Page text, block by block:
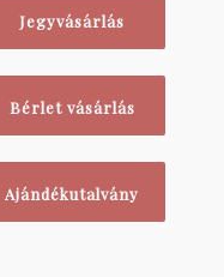
Jegyvásárlás
Bérlet vásárlás
Ajándékutalvány